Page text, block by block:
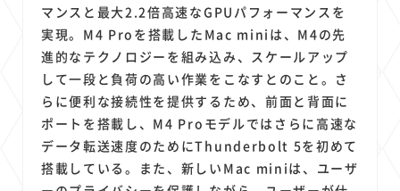
Netflix 2 Microsoft 2 Canva AI 2 Azure 2 Sora 2 LINE 2 法人
中東情勢 1 輸送費 1 Facebook 1 twitter 1 Instagram 1
原材料費 1 端末価格 G20 1 購買力 1 MNO
スマートホーム家電 1 クラウド 1 ライドシェア 1
ポイントサービス 1 共通ポイント 1 経済圏 1 Azure AI 1
Google Pixel 1 surface 1 会社 1 1 1
オンラインサロン
マンスと最大2.2倍高速なGPUパフォーマンスを
実現。M4 Proを搭載したMac miniは、M4の先
進的なテクノロジーを組み込み、スケールアップ
して一段と負荷の高い作業をこなすとのこと。さ
らに便利な接続性を提供するため、前面と背面に
ポートを搭載し、M4 Proモデルではさらに高速な
データ転送速度のためにThunderbolt 5を初めて
搭載している。また、新しいMac miniは、ユーザ